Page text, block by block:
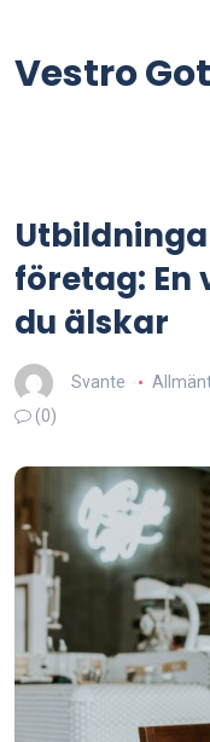
Vestro
företag: En
du älskar
Svante
(0)